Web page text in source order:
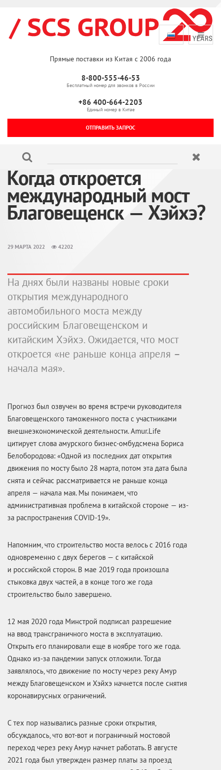
Прямые поставки из Китая с 2006 года
8-800-555-46-53
Бесплатный номер для звонков в России
+86 400-664-2203
Единый номер в Китае
ОТПРАВИТЬ ЗАПРОС
Когда откроется
международный мост
Благовещенск — Хэйхэ?
29 МАРТА 2022 42202
На днях были названы новые сроки
открытия международного
автомобильного моста между
российским Благовещенском и
китайским Хэйхэ. Ожидается, что мост
откроется «не раньше конца апреля –
начала мая».
Прогноз был озвучен во время встречи руководителя
Благовещенского таможенного поста с участниками
внешнеэкономической деятельности. Amur.Life
цитирует слова амурского бизнес-омбудсмена Бориса
Белобородова: «Одной из последних дат открытия
движения по мосту было 28 марта, потом эта дата была
снята и сейчас рассматривается не раньше конца
апреля — начала мая. Мы понимаем, что
административная проблема в китайской стороне — из-
за распространения COVID-19».
Напомним, что строительство моста велось с 2016 года
одновременно с двух берегов — с китайской
и российской сторон. В мае 2019 года произошла
стыковка двух частей, а в конце того же года
строительство было завершено.
12 мая 2020 года Минстрой подписал разрешение
на ввод трансграничного моста в эксплуатацию.
Открыть его планировали еще в ноябре того же года.
Однако из-за пандемии запуск отложили. Тогда
заявлялось, что движение по мосту через реку Амур
между Благовещенском и Хэйхэ начнется после снятия
коронавирусных ограничений.
С тех пор назывались разные сроки открытия,
обсуждалось, что вот-вот и пограничный мостовой
переход через реку Амур начнет работать. В августе
2021 года был утвержден размер платы за проезд